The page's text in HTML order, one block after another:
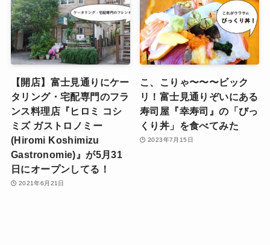
【開店】富士見通りにケー
タリング・宅配専門のフラ
ンス料理店『ヒロミ コシ
ミズ ガストロノミー
(Hiromi Koshimizu
Gastronomie)』が5月31
日にオープンしてる！
2021年6月21日
こ、こりゃ〜〜〜ビック
リ！富士見通りぞいにある
寿司屋『幸寿司』の「びっ
くり丼」を食べてみた
2023年7月15日